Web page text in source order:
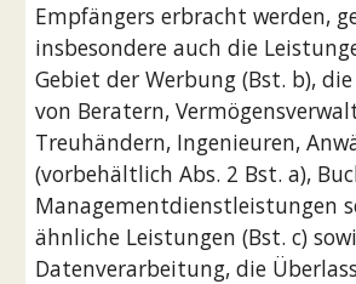
Empfängers erbracht werden,
insbesondere auch die
Gebiet der Werbung (Bst. b),
von Beratern,
Treuhändern, Ingenieuren,
(vorbehältlich Abs. 2 Bst. a),
Managementdienstleistungen
ähnliche Leistungen (Bst. c)
Datenverarbeitung, die